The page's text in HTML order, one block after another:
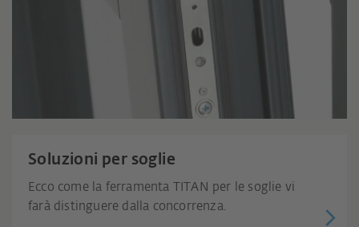
Soluzioni per soglie
Ecco come la ferramenta TITAN per le soglie vi
farà distinguere dalla concorrenza.